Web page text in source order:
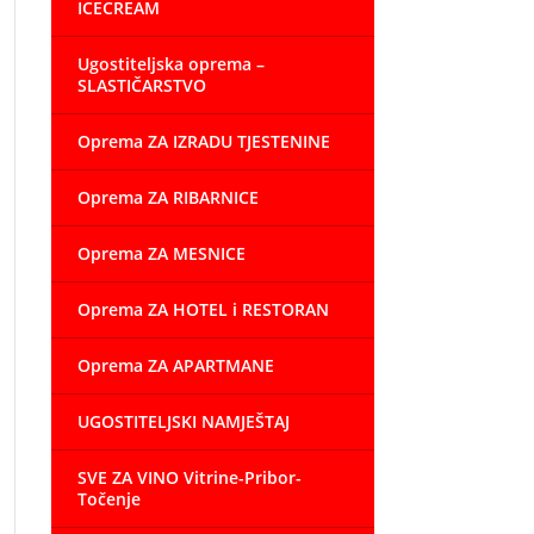
ICECREAM
Ugostiteljska oprema –
SLASTIČARSTVO
Oprema ZA IZRADU TJESTENINE
Oprema ZA RIBARNICE
Oprema ZA MESNICE
Oprema ZA HOTEL i RESTORAN
Oprema ZA APARTMANE
UGOSTITELJSKI NAMJEŠTAJ
SVE ZA VINO Vitrine-Pribor-
Točenje